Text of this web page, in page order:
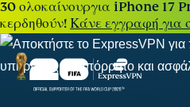
30 ολοκαίνουργια iPhone 17
κερδηθούν!Κάνε εγγραφή για